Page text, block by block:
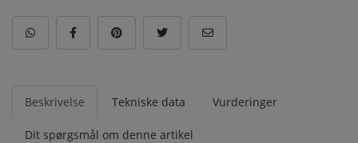
Beskrivelse Tekniske data Vurderinger
Dit spørgsmål om denne artikel